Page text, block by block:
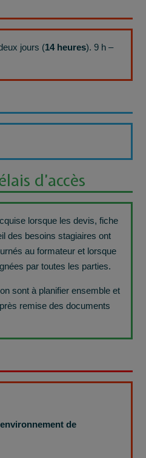
jours (14 heures). 9 h –
d’accès
lorsque les devis, fiche
des besoins stagiaires ont
au formateur et lorsque
par toutes les parties.
sont à planifier ensemble et
remise des documents
de